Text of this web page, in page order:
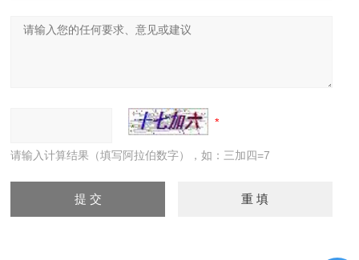
请输入计算结果（填写阿拉伯数字），如：三加四=7